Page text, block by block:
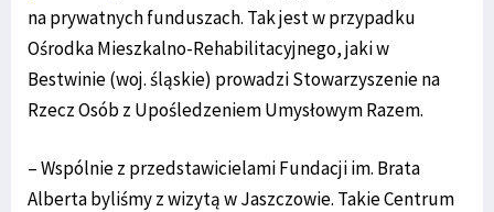
na prywatnych funduszach. Tak jest w przypadku
Ośrodka Mieszkalno-Rehabilitacyjnego, jaki w
Bestwinie (woj. śląskie) prowadzi Stowarzyszenie na
Rzecz Osób z Upośledzeniem Umysłowym Razem.
– Wspólnie z przedstawicielami Fundacji im. Brata
Alberta byliśmy z wizytą w Jaszczowie. Takie Centrum